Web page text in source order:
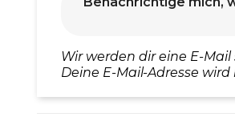
Wir werden dir eine E-
Deine E-Mail-Adresse